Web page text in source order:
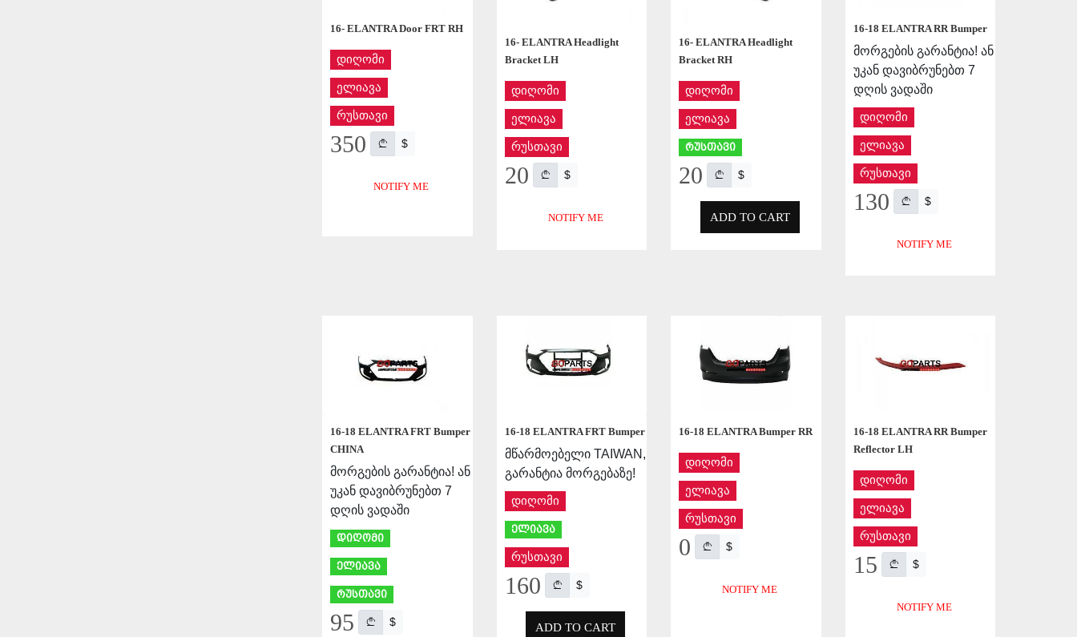
16- ELANTRA Door FRT RH
დიღომი
ელიავა
რუსთავი
350 $
NOTIFY ME
16- ELANTRA Headlight
Bracket LH
დიღომი
ელიავა
რუსთავი
20 $
NOTIFY ME
16- ELANTRA Headlight
Bracket RH
დიღომი
ელიავა
რუსთავი
20 $
ADD TO CART
16-18 ELANTRA RR Bumper
მორგების გარანტია! ან
უკან დავიბრუნებთ 7
დღის ვადაში
დიღომი
ელიავა
რუსთავი
130 $
NOTIFY ME
16-18 ELANTRA FRT Bumper
CHINA
მორგების გარანტია! ან
უკან დავიბრუნებთ 7
დღის ვადაში
დიღომი
ელიავა
რუსთავი
95 $
16-18 ELANTRA FRT Bumper
მწარმოებელი TAIWAN,
გარანტია მორგებაზე!
დიღომი
ელიავა
რუსთავი
160 $
ADD TO CART
16-18 ELANTRA Bumper RR
დიღომი
ელიავა
რუსთავი
0 $
NOTIFY ME
16-18 ELANTRA RR Bumper
Reflector LH
დიღომი
ელიავა
რუსთავი
15 $
NOTIFY ME